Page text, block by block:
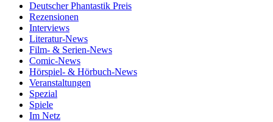
Deutscher Phantastik Preis
Rezensionen
Interviews
Literatur-News
Film- & Serien-News
Comic-News
Hörspiel- & Hörbuch-News
Veranstaltungen
Spezial
Spiele
Im Netz